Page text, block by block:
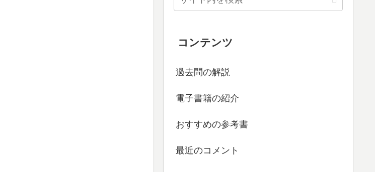
コンテンツ
過去問の解説
電子書籍の紹介
おすすめの参考書
最近のコメント